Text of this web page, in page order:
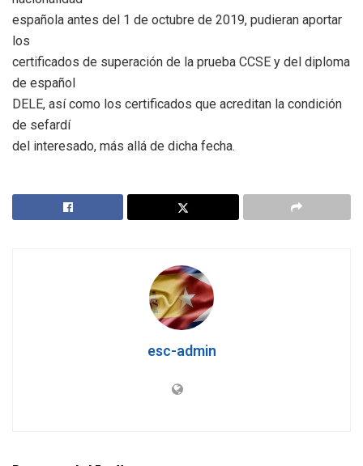
española antes del 1 de octubre de 2019, pudieran aportar
los
certificados de superación de la prueba CCSE y del diploma
de español
DELE, así como los certificados que acreditan la condición
de sefardí
del interesado, más allá de dicha fecha.
esc-admin